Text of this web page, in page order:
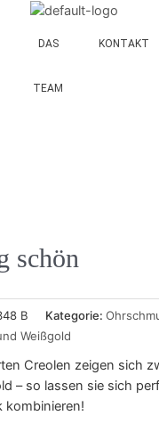
DAS
TEAM
KONTAKT
schön
B Kategorie:
Weißgold
Creolen zeigen sich
– so lassen sie sich
kombinieren!